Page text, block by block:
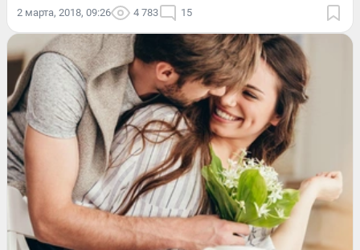
2 марта, 2018, 09:26 4 783 15